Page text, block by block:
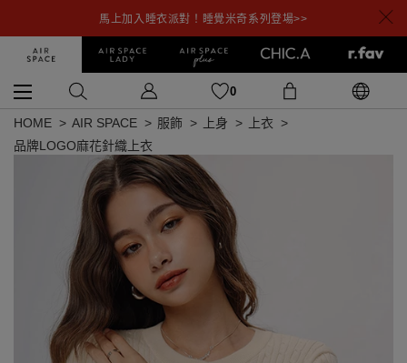
馬上加入睡衣派對！睡覺米奇系列登場>>
0
HOME AIR SPACE 服飾 上身
上衣
品牌LOGO麻花針織上衣